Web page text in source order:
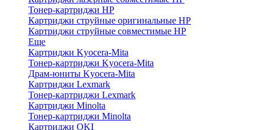
Тонер-картриджи HP
Картриджи струйные оригинальные HP
Картриджи струйные совместимые HP
Еще
Картриджи Kyocera-Mita
Тонер-картриджи Kyocera-Mita
Драм-юниты Kyocera-Mita
Картриджи Lexmark
Тонер-картриджи Lexmark
Картриджи Minolta
Тонер-картриджи Minolta
Картриджи OKI